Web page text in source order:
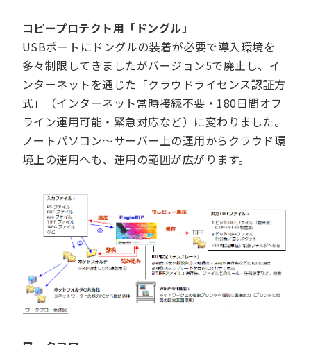
コピープロテクト用「ドングル」
USBポートにドングルの装着が必要で導入環境を
多々制限してきましたがバージョン5で廃止し、イ
ンターネットを通じた「クラウドライセンス認証方
式」（インターネット常時接続不要・180日間オフ
ライン運用可能・緊急対応など）に変わりました。
ノートパソコン～サーバー上の運用からクラウド環
境上の運用へも、運用の範囲が広がります。